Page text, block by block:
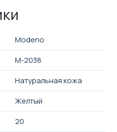
Modeno
M-2038
Натуральная кожа
Желтый
20